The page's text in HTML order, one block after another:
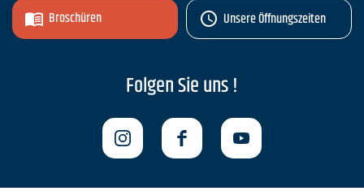
Broschüren Unsere Öffnungszeiten
Folgen Sie uns !